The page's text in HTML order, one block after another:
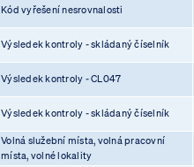
Kód vyřešení nesrovnalosti
Výsledek kontroly - skládaný číselník
Výsledek kontroly - CL047
Výsledek kontroly - skládaný číselník
Volná služební místa, volná pracovní
místa, volné lokality